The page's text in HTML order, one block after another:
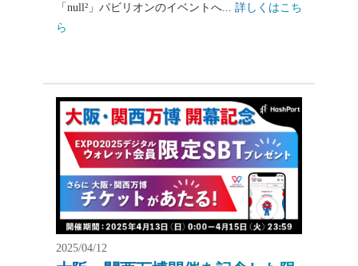
「null²」パビリオンのイベントへ... 詳しくはこち
ら
2025/04/12